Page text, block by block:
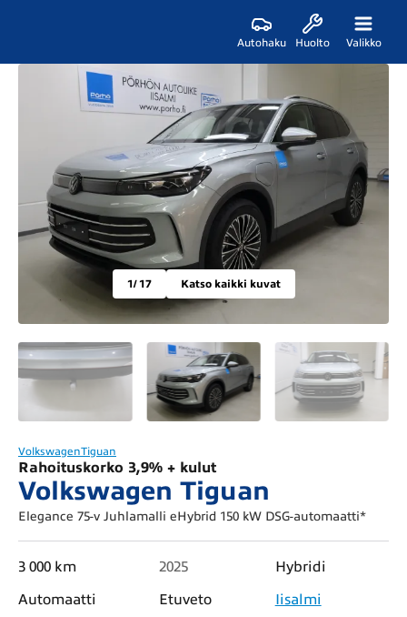
Autohaku Huolto Valikko
1/ 17 Katso kaikki kuvat
VolkswagenTiguan
Rahoituskorko 3,9% + kulut
Volkswagen Tiguan
Elegance 75-v Juhlamalli eHybrid 150 kW DSG-automaatti*
3 000 km 2025
Hybridi
Automaatti
Etuveto Iisalmi